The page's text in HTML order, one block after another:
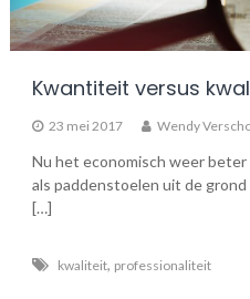
Kwantiteit versus
23 mei 2017 Wendy
Nu het economisch weer
als paddenstoelen uit de
[…]
kwaliteit, professionaliteit